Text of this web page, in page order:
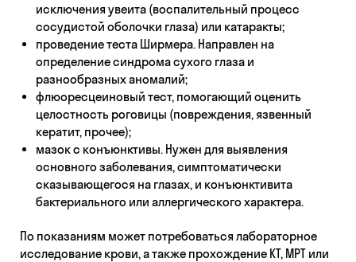
исключения увеита (воспалительный процесс
сосудистой оболочки глаза) или катаракты;
проведение теста Ширмера. Направлен на
определение синдрома сухого глаза и
разнообразных аномалий;
флюоресцеиновый тест, помогающий оценить
целостность роговицы (повреждения, язвенный
кератит, прочее);
мазок с конъюнктивы. Нужен для выявления
основного заболевания, симптоматически
сказывающегося на глазах, и конъюнктивита
бактериального или аллергического характера.
По показаниям может потребоваться лабораторное
исследование крови, а также прохождение КТ, МРТ или